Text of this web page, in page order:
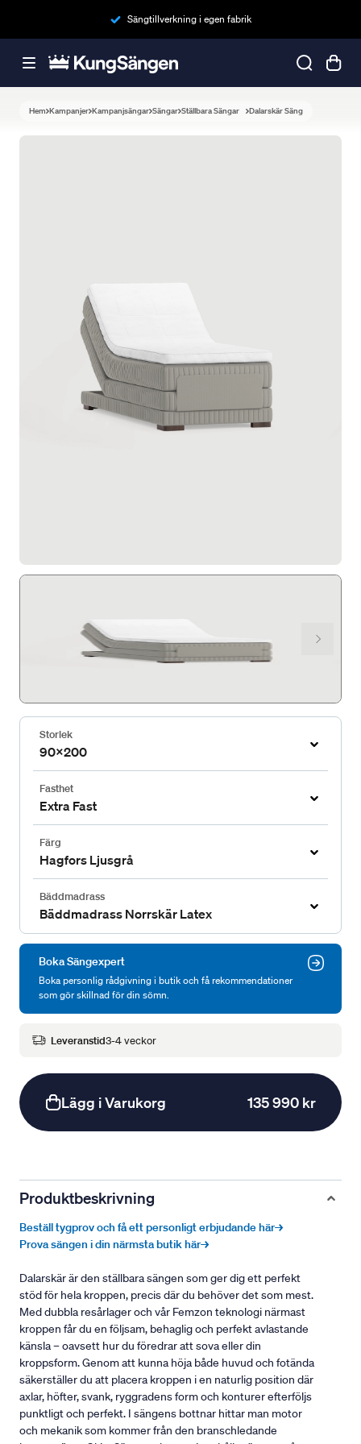
Sängtillverkning i egen fabrik
Hem Kampanjer Kampanjsängar Sängar Ställbara Sängar Dalarskär Säng
Storlek
90x200
Fasthet
Extra Fast
Färg
Hagfors Ljusgrå
Bäddmadrass
Bäddmadrass Norrskär Latex
Boka Sängexpert
Boka personlig rådgivning i butik och få rekommendationer
som gör skillnad för din sömn.
Leveranstid3-4 veckor
Lägg i Varukorg 135 990 kr
Produktbeskrivning
Beställ tygprov och få ett personligt erbjudande här→
Prova sängen i din närmsta butik här→
Dalarskär är den ställbara sängen som ger dig ett perfekt
stöd för hela kroppen, precis där du behöver det som mest.
Med dubbla resårlager och vår Femzon teknologi närmast
kroppen får du en följsam, behaglig och perfekt avlastande
känsla – oavsett hur du föredrar att sova eller din
kroppsform. Genom att kunna höja både huvud och fotända
säkerställer du att placera kroppen i en naturlig position där
axlar, höfter, svank, ryggradens form och konturer efterföljs
punktligt och perfekt. I sängens bottnar hittar man motor
och mekanik som kommer från den branschledande